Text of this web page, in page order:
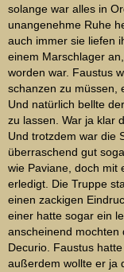
solange war alles in
unangenehme Ruhe
auch immer sie liefen
einem Marschlager
worden war. Faustus
schanzen zu müssen,
Und natürlich bellte
zu lassen. War ja klar
Und trotzdem war die
überraschend gut
wie Paviane, doch mit
erledigt. Die Truppe
einen zackigen
einer hatte sogar ein
anscheinend mochten
Decurio. Faustus
außerdem wollte er ja